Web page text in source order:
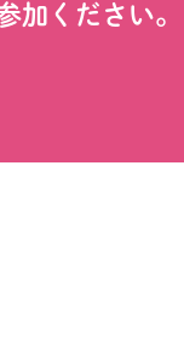
加ください。